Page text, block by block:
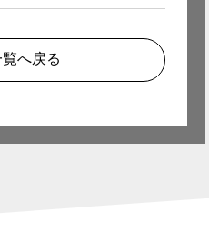
へ戻る